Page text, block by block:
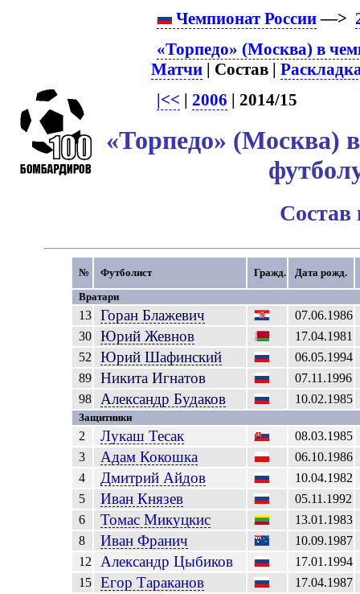
Чемпионат России—>
«Торпедо» (Москва) в
Матчи | Состав |
|<< | 2006 | 2014/15
«Торпедо» (Москва)
№ Футболист Гражд.
Дата рожд.
Вратари
13 Горан Блажевич
07.06.1986
30
Юрий Жевнов
17.04.1981
52
Юрий Шафинский
06.05.1994
89
Никита Игнатов
07.11.1996
98
Александр Будаков 10.02.1985
Защитники
2 Лукаш Тесак
08.03.1985
3
Адам Кокошка
06.10.1986
4
Дмитрий Айдов
10.04.1982
5
Иван Князев
05.11.1992
6
Томас Микуцкис
13.01.1983
8
Иван Франич
10.09.1987
12
Александр Цыбиков
17.01.1994
15
Егор Тараканов
17.04.1987